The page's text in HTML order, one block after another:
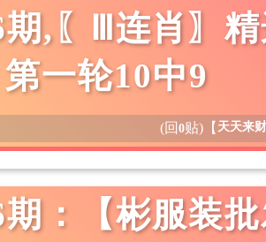
期,〖Ⅲ连肖〗
一轮10中9
(回0贴) 【天天来
期：【彬服装